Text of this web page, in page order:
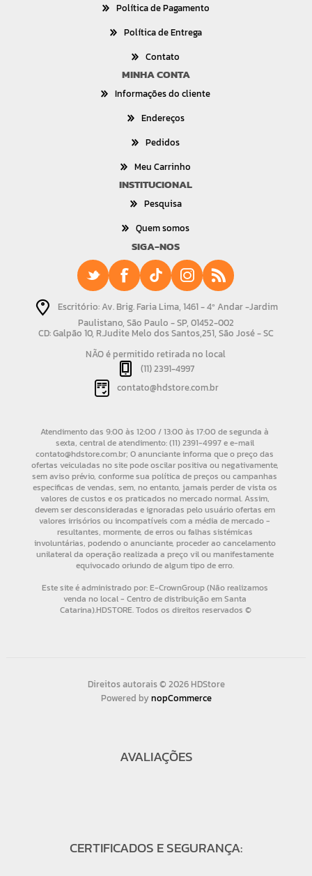
Política de Pagamento
Política de Entrega
Contato
MINHA CONTA
Informações do cliente
Endereços
Pedidos
Meu Carrinho
INSTITUCIONAL
Pesquisa
Quem somos
SIGA-NOS
Escritório: Av. Brig. Faria Lima, 1461 - 4º Andar -Jardim
Paulistano, São Paulo - SP, 01452-002
CD: Galpão 10, R.Judite Melo dos Santos,251, São José - SC
NÃO é permitido retirada no local
(11) 2391-4997
contato@hdstore.com.br
Direitos autorais © 2026 HDStore
Powered bynopCommerce
AVALIAÇÕES
CERTIFICADOS E SEGURANÇA: